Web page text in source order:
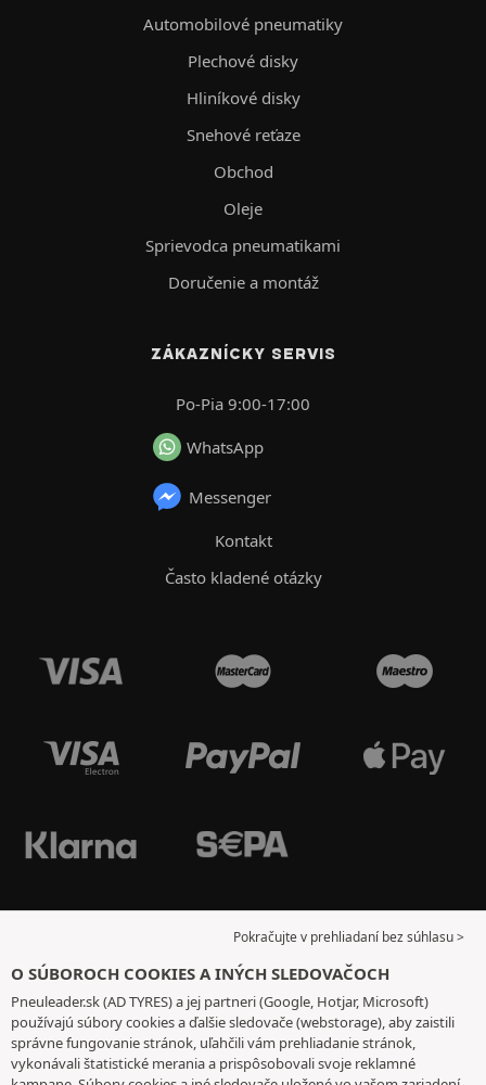
Automobilové pneumatiky
Plechové disky
Hliníkové disky
Snehové reťaze
Obchod
Oleje
Sprievodca pneumatikami
Doručenie a montáž
ZÁKAZNÍCKY SERVIS
Po-Pia 9:00-17:00
WhatsApp
Messenger
Kontakt
Často kladené otázky
Pokračujte v prehliadaní bez súhlasu >
O SÚBOROCH COOKIES A INÝCH SLEDOVAČOCH
Pneuleader.sk (AD TYRES) a jej partneri (Google, Hotjar, Microsoft)
používajú súbory cookies a ďalšie sledovače (webstorage), aby zaistili
správne fungovanie stránok, uľahčili vám prehliadanie stránok,
vykonávali štatistické merania a prispôsobovali svoje reklamné